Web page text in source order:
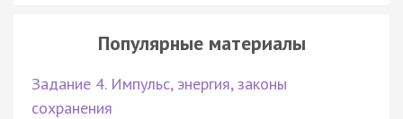
Популярные материалы
Задание 4. Импульс, энергия, законы
сохранения